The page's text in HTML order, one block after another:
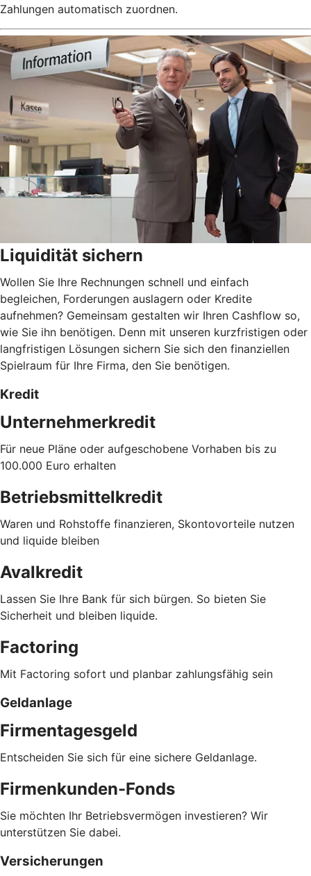
Zahlungen automatisch zuordnen.
Liquidität sichern
Wollen Sie Ihre Rechnungen schnell und einfach
begleichen, Forderungen auslagern oder Kredite
aufnehmen? Gemeinsam gestalten wir Ihren Cashflow so,
wie Sie ihn benötigen. Denn mit unseren kurzfristigen oder
langfristigen Lösungen sichern Sie sich den finanziellen
Spielraum für Ihre Firma, den Sie benötigen.
Kredit
Unternehmerkredit
Für neue Pläne oder aufgeschobene Vorhaben bis zu
100.000 Euro erhalten
Betriebsmittelkredit
Waren und Rohstoffe finanzieren, Skontovorteile nutzen
und liquide bleiben
Avalkredit
Lassen Sie Ihre Bank für sich bürgen. So bieten Sie
Sicherheit und bleiben liquide.
Factoring
Mit Factoring sofort und planbar zahlungsfähig sein
Geldanlage
Firmentagesgeld
Entscheiden Sie sich für eine sichere Geldanlage.
Firmenkunden-Fonds
Sie möchten Ihr Betriebsvermögen investieren? Wir
unterstützen Sie dabei.
Versicherungen